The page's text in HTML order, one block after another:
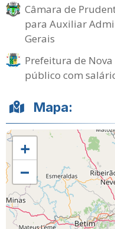
Câmara de
para Auxiliar
Gerais
Prefeitura de
público com
Mapa:
+
−